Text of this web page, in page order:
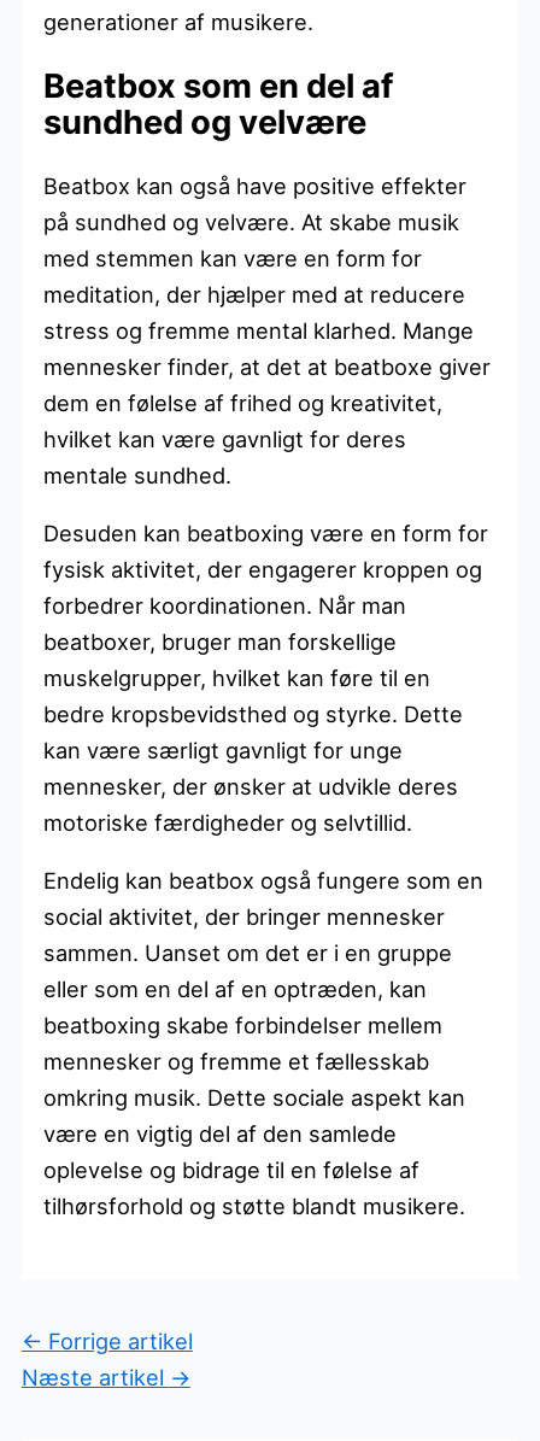
generationer af musikere.
Beatbox som en del af
sundhed og velvære
Beatbox kan også have positive effekter
på sundhed og velvære. At skabe musik
med stemmen kan være en form for
meditation, der hjælper med at reducere
stress og fremme mental klarhed. Mange
mennesker finder, at det at beatboxe giver
dem en følelse af frihed og kreativitet,
hvilket kan være gavnligt for deres
mentale sundhed.
Desuden kan beatboxing være en form for
fysisk aktivitet, der engagerer kroppen og
forbedrer koordinationen. Når man
beatboxer, bruger man forskellige
muskelgrupper, hvilket kan føre til en
bedre kropsbevidsthed og styrke. Dette
kan være særligt gavnligt for unge
mennesker, der ønsker at udvikle deres
motoriske færdigheder og selvtillid.
Endelig kan beatbox også fungere som en
social aktivitet, der bringer mennesker
sammen. Uanset om det er i en gruppe
eller som en del af en optræden, kan
beatboxing skabe forbindelser mellem
mennesker og fremme et fællesskab
omkring musik. Dette sociale aspekt kan
være en vigtig del af den samlede
oplevelse og bidrage til en følelse af
tilhørsforhold og støtte blandt musikere.
← Forrige artikel
Næste artikel →